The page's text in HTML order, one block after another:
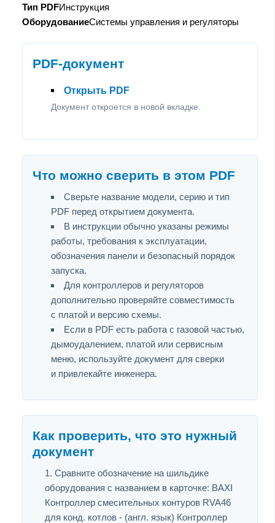
Тип PDFИнструкция
ОборудованиеСистемы управления и регуляторы
PDF-документ
Открыть PDF
Документ откроется в новой вкладке.
Что можно сверить в этом PDF
Сверьте название модели, серию и тип
PDF перед открытием документа.
В инструкции обычно указаны режимы
работы, требования к эксплуатации,
обозначения панели и безопасный порядок
запуска.
Для контроллеров и регуляторов
дополнительно проверяйте совместимость
с платой и версию схемы.
Если в PDF есть работа с газовой частью,
дымоудалением, платой или сервисным
меню, используйте документ для сверки
и привлекайте инженера.
Как проверить, что это нужный
документ
Сравните обозначение на шильдике
оборудования с названием в карточке: BAXI
Контроллер смесительных контуров RVA46
для конд. котлов - (англ. язык) Контроллер